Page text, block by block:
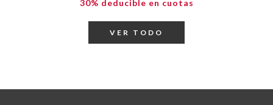
30% deducible en cuotas
VER TODO